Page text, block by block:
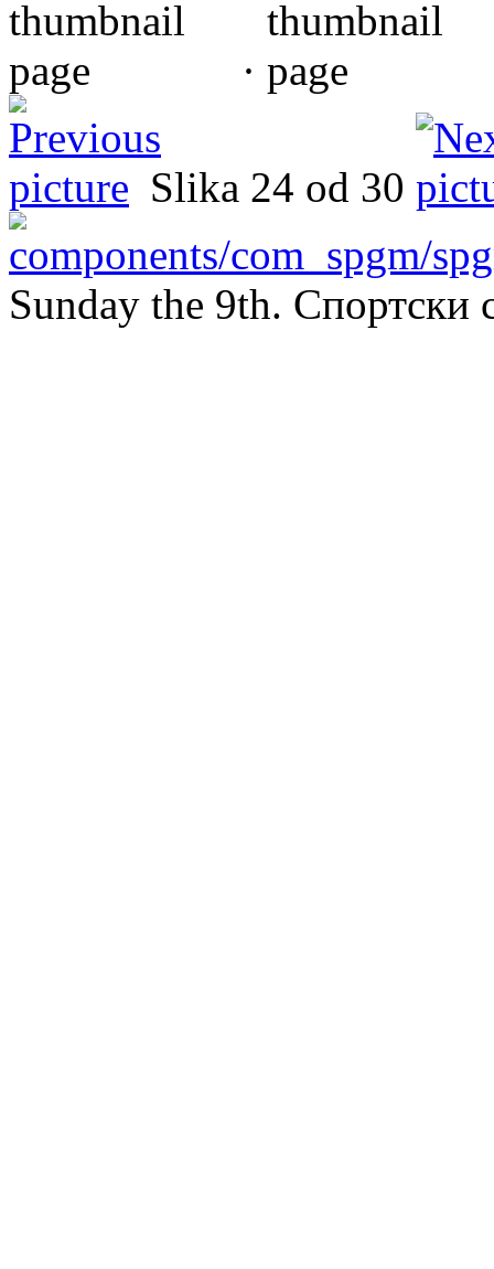
·
Slika 24 od 30
Sunday the 9th.